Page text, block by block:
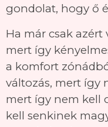
gondolat, hogy ő
Ha már csak
mert így
a komfort
változás, mert így
mert így nem kell
kell senkinek